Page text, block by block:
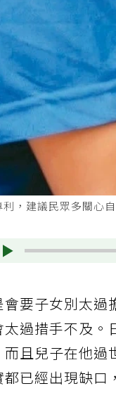
，建議民眾多關心
會要子女別太
太過措手不及
而且兒子在他
已經出現缺口